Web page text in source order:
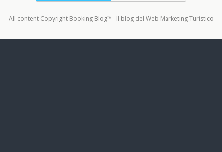
All content Copyright Booking Blog™ - Il blog del Web Marketing Turistico